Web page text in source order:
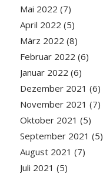
Mai 2022 (7)
April 2022 (5)
März 2022 (8)
Februar 2022 (6)
Januar 2022 (6)
Dezember 2021 (6)
November 2021 (7)
Oktober 2021 (5)
September 2021 (5)
August 2021 (7)
Juli 2021 (5)